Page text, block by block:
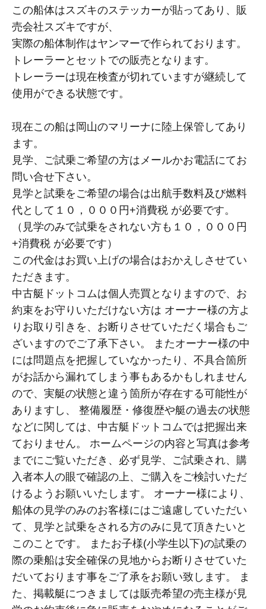
この船体はスズキのステッカーが貼ってあり、販
売会社スズキですが、
実際の船体制作はヤンマーで作られております。
トレーラーとセットでの販売となります。
トレーラーは現在検査が切れていますが継続して
使用ができる状態です​。
現在この船は岡山のマリーナに陸上保管してあり
ます。
見学、ご試乗ご希望の方はメールかお電話にてお
問い合せ下さい。
見学と試乗をご希望の場合は出航手数料及び燃料
代として１０，０００円+消費税 が必要です。
（見学のみで試乗をされない方も１０，０００円
+消費税 が必要です）
この代金はお買い上げの場合はおかえしさせてい
ただきます。
中古艇ドットコムは個人売買となりますので、お
約束をお守りいただけない方は オーナー様の方よ
りお取り引きを、お断りさせていただく場合もご
ざいますのでご了承下さい。 またオーナー様の中
には問題点を把握していなかったり、不具合箇所
がお話から漏れてしまう事もあるかもしれません
ので、実艇の状態と違う箇所が存在する可能性が
ありますし、 整備履歴・修復歴や艇の過去の状態
などに関しては、中古艇ドットコムでは把握出来
ておりません。 ホームページの内容と写真は参考
までにご覧いただき、必ず見学、ご試乗され、購
入者本人の眼で確認の上、ご購入をご検討いただ
けるようお願いいたします。 オーナー様により、
船体の見学のみのお客様にはご遠慮していただい
て、見学と試乗をされる方のみに見て頂きたいと
このことです。 またお子様(小学生以下)の試乗の
際の乗船は安全確保の見地からお断りさせていた
だいております事をご了承をお願い致します。 ま
た、掲載艇につきましては販売希望の売主様が見